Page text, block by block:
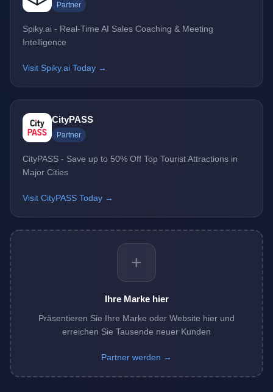
Partner
Spiky.ai - Real-Time AI Sales Coaching & Meeting
Intelligence
Visit Spiky.ai Today →
CityPASS
Partner
CityPASS - Save up to 50% Off Top Tourist Attractions in
Major Cities
Visit CityPASS Today →
+
Ihre Marke hier
Präsentieren Sie Ihre Marke oder Website hier und
erreichen Sie Tausende neuer Kunden
Partner werden →